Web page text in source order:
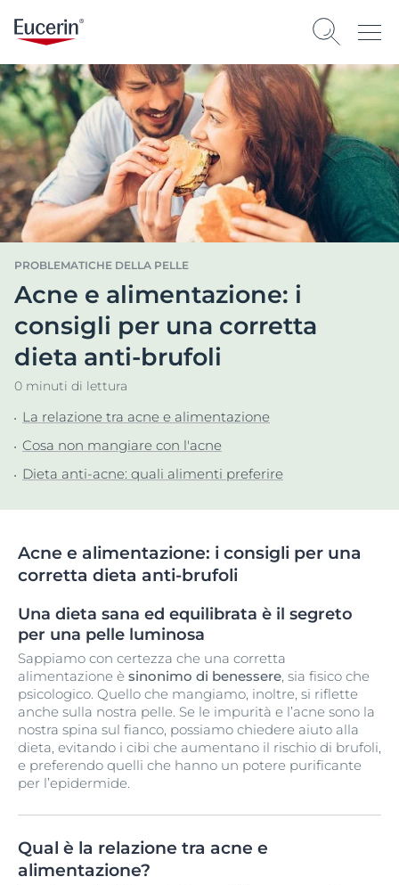
PROBLEMATICHE DELLA PELLE
Acne e alimentazione: i
consigli per una corretta
dieta anti-brufoli
0 minuti di lettura
La relazione tra acne e alimentazione
Cosa non mangiare con l'acne
Dieta anti-acne: quali alimenti preferire
Acne e alimentazione: i consigli per una
corretta dieta anti-brufoli
Una dieta sana ed equilibrata è il segreto
per una pelle luminosa
Sappiamo con certezza che una corretta
alimentazione è sinonimo di benessere, sia fisico che
psicologico. Quello che mangiamo, inoltre, si riflette
anche sulla nostra pelle. Se le impurità e l’acne sono la
nostra spina sul fianco, possiamo chiedere aiuto alla
dieta, evitando i cibi che aumentano il rischio di brufoli,
e preferendo quelli che hanno un potere purificante
per l’epidermide.
Qual è la relazione tra acne e
alimentazione?